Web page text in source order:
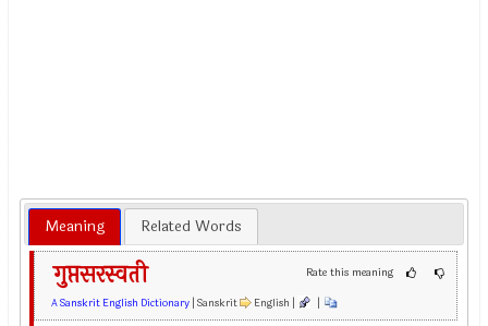
Meaning Related Words
Rate this meaning
गुप्तसरस्वती
A Sanskrit English Dictionary | Sanskrit English | |